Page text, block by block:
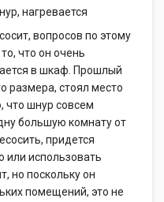
нагревается
вопросов по этому
что он очень
в шкаф. Прошлый
размера, стоял место
что шнур совсем
большую комнату от
придется
или использовать
но поскольку он
помещений, это не